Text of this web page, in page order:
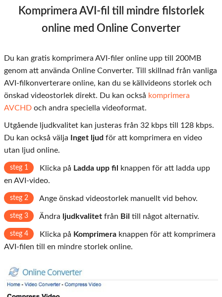
Komprimera AVI-fil till mindre filstorlek
online med Online Converter
Du kan gratis komprimera AVI-filer online upp till 200MB
genom att använda Online Converter. Till skillnad från vanliga
AVI-filkonverterare online, kan du se källvideons storlek och
önskad videostorlek direkt. Du kan också komprimera
AVCHD och andra speciella videoformat.
Utgående ljudkvalitet kan justeras från 32 kbps till 128 kbps.
Du kan också välja
Inget ljud för att komprimera en video
utan ljud online.
steg 1 Klicka på Ladda upp fil
knappen för att ladda upp
en AVI-video.
steg 2 Ange önskad videostorlek manuellt vid behov.
steg 3 Ändra ljudkvalitet från Bil till något alternativ.
steg 4 Klicka på Komprimera knappen för att komprimera
AVI-filen till en mindre storlek online.